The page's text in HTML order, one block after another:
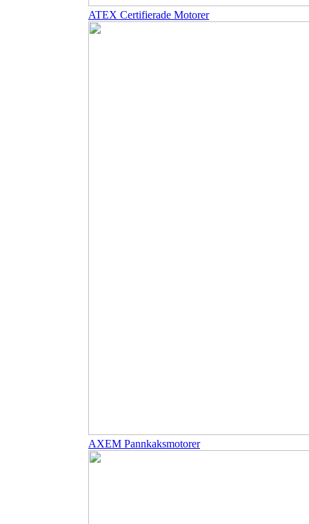
ATEX Certifierade Motorer
AXEM Pannkaksmotorer